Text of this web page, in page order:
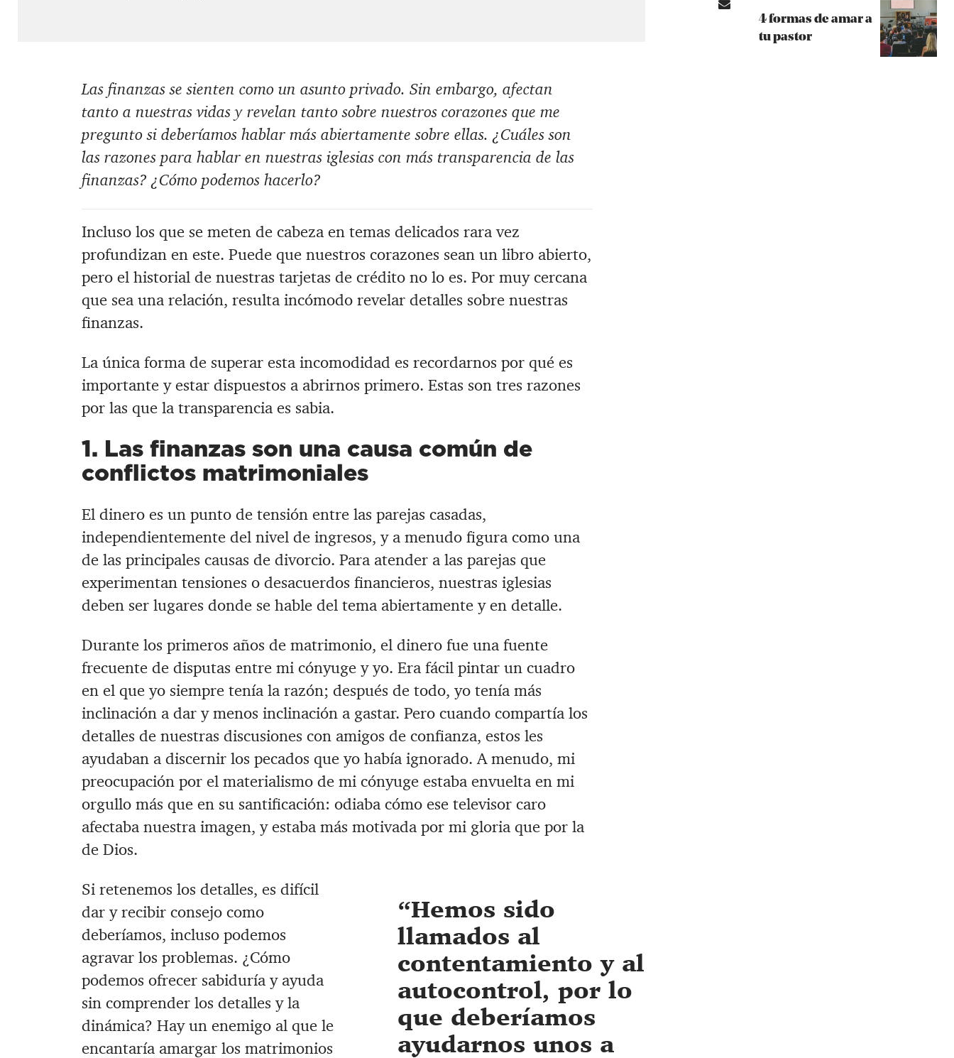
4 formas de amar a
tu pastor
Las finanzas se sienten como un asunto privado. Sin embargo, afectan
tanto a nuestras vidas y revelan tanto sobre nuestros corazones que me
pregunto si deberíamos hablar más abiertamente sobre ellas. ¿Cuáles son
las razones para hablar en nuestras iglesias con más transparencia de las
finanzas? ¿Cómo podemos hacerlo?
Incluso los que se meten de cabeza en temas delicados rara vez
profundizan en este. Puede que nuestros corazones sean un libro abierto,
pero el historial de nuestras tarjetas de crédito no lo es. Por muy cercana
que sea una relación, resulta incómodo revelar detalles sobre nuestras
finanzas.
La única forma de superar esta incomodidad es recordarnos por qué es
importante y estar dispuestos a abrirnos primero. Estas son tres razones
por las que la transparencia es sabia.
1. Las finanzas son una causa común de
conflictos matrimoniales
El dinero es un punto de tensión entre las parejas casadas,
independientemente del nivel de ingresos, y a menudo figura como una
de las principales causas de divorcio. Para atender a las parejas que
experimentan tensiones o desacuerdos financieros, nuestras iglesias
deben ser lugares donde se hable del tema abiertamente y en detalle.
Durante los primeros años de matrimonio, el dinero fue una fuente
frecuente de disputas entre mi cónyuge y yo. Era fácil pintar un cuadro
en el que yo siempre tenía la razón; después de todo, yo tenía más
inclinación a dar y menos inclinación a gastar. Pero cuando compartía los
detalles de nuestras discusiones con amigos de confianza, estos les
ayudaban a discernir los pecados que yo había ignorado. A menudo, mi
preocupación por el materialismo de mi cónyuge estaba envuelta en mi
orgullo más que en su santificación: odiaba cómo ese televisor caro
afectaba nuestra imagen, y estaba más motivada por mi gloria que por la
de Dios.
Hemos sido
llamados al
contentamiento y al
autocontrol, por lo
que deberíamos
ayudarnos unos a
Si retenemos los detalles, es difícil
dar y recibir consejo como
deberíamos, incluso podemos
agravar los problemas. ¿Cómo
podemos ofrecer sabiduría y ayuda
sin comprender los detalles y la
dinámica? Hay un enemigo al que le
encantaría amargar los matrimonios